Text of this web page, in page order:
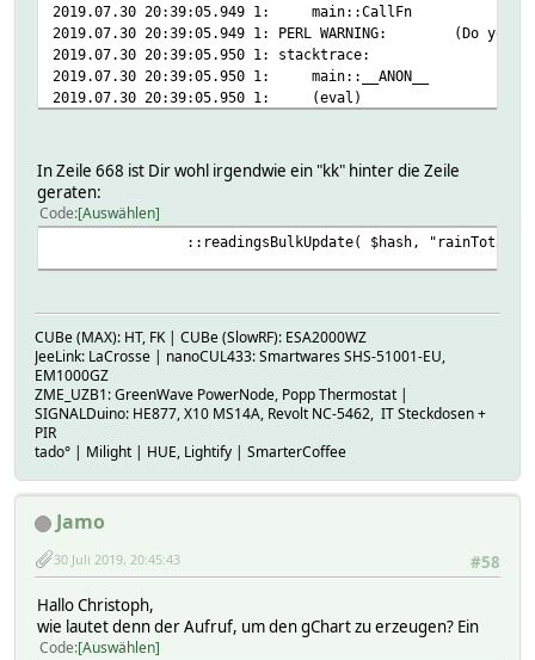
2019.07.30 20:39:05.949 1:
2019.07.30 20:39:05.949 1: PERL WARNING: (Do you
2019.07.30 20:39:05.950 1: stacktrace:
2019.07.30 20:39:05.950 1: main::__ANON__
2019.07.30 20:39:05.950 1: (eval)
2019.07.30 20:39:05.950 1:
2019.07.30 20:39:05.951 1:
2019.07.30 20:39:05.951 1: main::FW_fC
2019.07.30 20:39:05.951 1: main::FW_answerCall
2019.07.30 20:39:05.951 1:
2019.07.30 20:39:05.951 1:
In Zeile 668 ist Dir wohl irgendwie ein "kk" hinter die Zeile
geraten:
Code Auswählen
::readingsBulkUpdate( $hash, "rainTotal",
CUBe (MAX): HT, FK | CUBe (SlowRF): ESA2000WZ
JeeLink: LaCrosse | nanoCUL433: Smartwares SHS-51001-EU,
EM1000GZ
ZME_UZB1: GreenWave PowerNode, Popp Thermostat |
SIGNALDuino: HE877, X10 MS14A, Revolt NC-5462, IT Steckdosen +
PIR
tado° | Milight | HUE, Lightify | SmarterCoffee
Jamo
#58
30 Juli 2019, 20:45:43
Hallo Christoph,
wie lautet denn der Aufruf, um den gChart zu erzeugen? Ein
Code Auswählen